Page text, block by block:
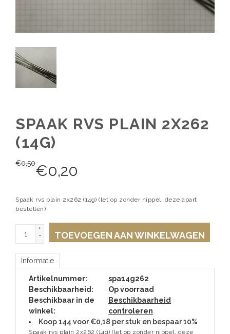
SPAAK RVS PLAIN 2X262
(14G)
€0,50€0,20
Spaak rvs plain 2x262 (14g) (let op zonder nippel, deze apart
bestellen)
+
-
TOEVOEGEN AAN WINKELWAGEN
Informatie
Artikelnummer:
spa14g262
Beschikbaarheid:
Op voorraad
Beschikbaar in de
winkel:
Beschikbaarheid
controleren
Koop 144 voor €0,18 per stuk en bespaar 10%
Spaak rvs plain 2x262 (14g) (let op zonder nippel, deze